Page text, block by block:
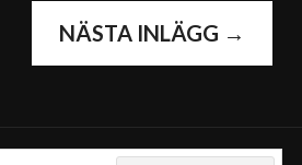
NÄSTA INLÄGG →